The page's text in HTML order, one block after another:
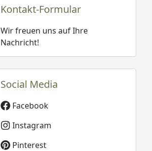
Kontakt-Formular
Wir freuen uns auf Ihre
Nachricht!
Social Media
Facebook
Instagram
Pinterest